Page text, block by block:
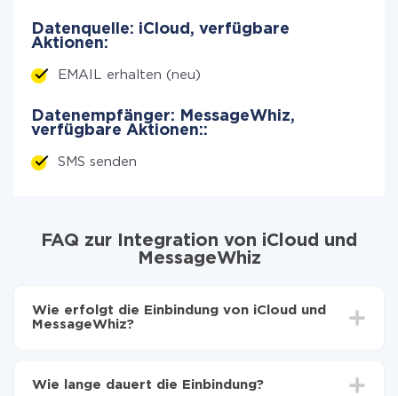
Datenquelle: iCloud, verfügbare
Aktionen:
EMAIL erhalten (neu)
Datenempfänger: MessageWhiz,
verfügbare Aktionen::
SMS senden
FAQ zur Integration von iCloud und
MessageWhiz
Wie erfolgt die Einbindung von iCloud und
MessageWhiz?
zu übertragen
Wie lange dauert die Einbindung?